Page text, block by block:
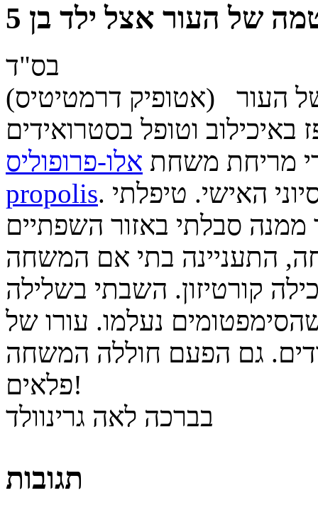
של העור אצל ילד בן 5
בס"ד
מריחת משחת אלו-פרופוליס Aloe
propolis. משחה זו הכרתי כמשחה מצוינת מנסיוני האישי. טיפלתי
התעניינה בתי אם המשחה
נעלמו. עורו של
גם הפעם חוללה המשחה
פלאים!
בברכה לאה גרינוולד
תגובות